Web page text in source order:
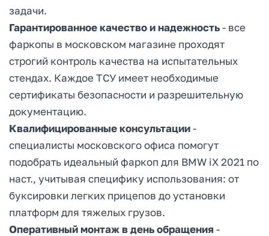
задачи.
Гарантированное качество и надежность- все
фаркопы в московском магазине проходят
строгий контроль качества на испытательных
стендах. Каждое ТСУ имеет необходимые
сертификаты безопасности и разрешительную
документацию.
Квалифицированные консультации-
специалисты московского офиса помогут
подобрать идеальный фаркоп для BMW iX 2021 по
наст., учитывая специфику использования: от
буксировки легких прицепов до установки
платформ для тяжелых грузов.
Оперативный монтаж в день обращения -